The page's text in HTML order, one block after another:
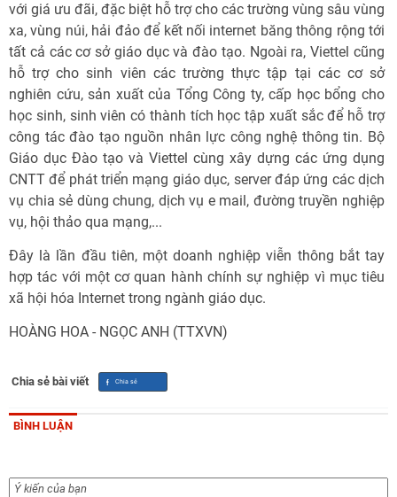
với giá ưu đãi, đặc biệt hỗ trợ cho các trường vùng sâu vùng
xa, vùng núi, hải đảo để kết nối internet băng thông rộng tới
tất cả các cơ sở giáo dục và đào tạo. Ngoài ra, Viettel cũng
hỗ trợ cho sinh viên các trường thực tập tại các cơ sở
nghiên cứu, sản xuất của Tổng Công ty, cấp học bổng cho
học sinh, sinh viên có thành tích học tập xuất sắc để hỗ trợ
công tác đào tạo nguồn nhân lực công nghệ thông tin. Bộ
Giáo dục Đào tạo và Viettel cùng xây dựng các ứng dụng
CNTT để phát triển mạng giáo dục, server đáp ứng các dịch
vụ chia sẻ dùng chung, dịch vụ e mail, đường truyền nghiệp
vụ, hội thảo qua mạng,...
Đây là lần đầu tiên, một doanh nghiệp viễn thông bắt tay
hợp tác với một cơ quan hành chính sự nghiệp vì mục tiêu
xã hội hóa Internet trong ngành giáo dục.
HOÀNG HOA - NGỌC ANH (TTXVN)
Chia sẻ bài viết
BÌNH LUẬN